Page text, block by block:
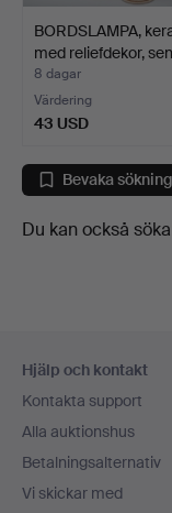
BORDSLAMPA,
med reliefdekor,
8 dagar
Värdering
43 USD
Bevaka sökning
Du kan också
Hjälp och kontakt
Kontakta support
Alla auktionshus
Betalningsalternativ
Vi skickar med